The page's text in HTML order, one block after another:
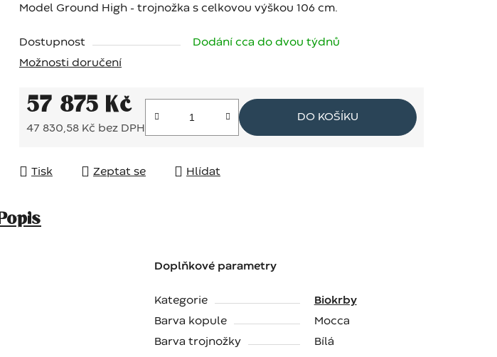
Model Ground High - trojnožka s celkovou výškou 106 cm.
Dostupnost Dodání cca do dvou týdnů
Možnosti doručení
57 875 Kč
47 830,58 Kč bez DPH
DO KOŠÍKU
Tisk Zeptat se Hlídat
Popis
Doplňkové parametry
Kategorie Biokrby
Barva kopule Mocca
Barva trojnožky Bílá